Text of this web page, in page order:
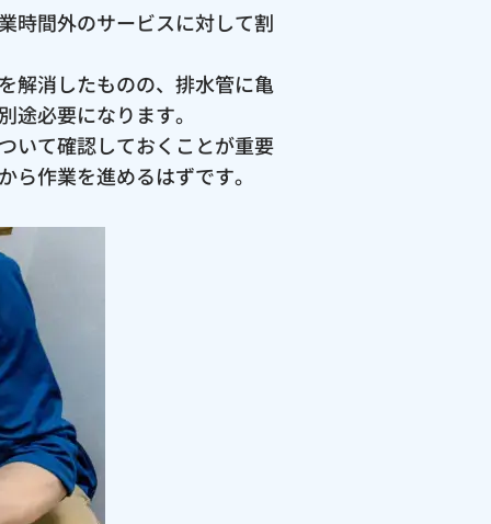
時間外のサービスに対して割
解消したものの、排水管に亀
必要になります。
いて確認しておくことが重要
作業を進めるはずです。